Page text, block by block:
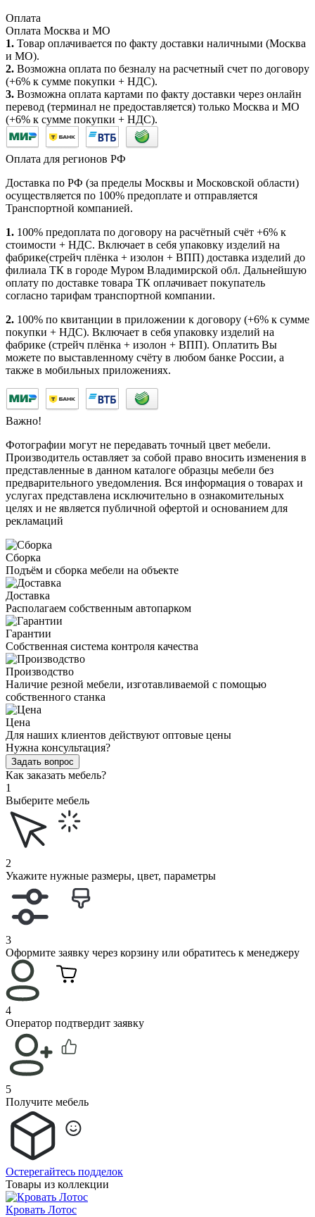
Оплата
Оплата Москва и МО
1. Товар оплачивается по факту доставки наличными (Москва
и МО).
2. Возможна оплата по безналу на расчетный счет по договору
(+6% к сумме покупки + НДС).
3. Возможна оплата картами по факту доставки через онлайн
перевод (терминал не предоставляется) только Москва и МО
(+6% к сумме покупки + НДС).
Оплата для регионов РФ
Доставка по РФ (за пределы Москвы и Московской области)
осуществляется по 100% предоплате и отправляется
Транспортной компанией.
1. 100% предоплата по договору на расчётный счёт +6% к
стоимости + НДС. Включает в себя упаковку изделий на
фабрике(стрейч плёнка + изолон + ВПП) доставка изделий до
филиала ТК в городе Муром Владимирской обл. Дальнейшую
оплату по доставке товара ТК оплачивает покупатель
согласно тарифам транспортной компании.
2. 100% по квитанции в приложении к договору (+6% к сумме
покупки + НДС). Включает в себя упаковку изделий на
фабрике (стрейч плёнка + изолон + ВПП). Оплатить Вы
можете по выставленному счёту в любом банке России, а
также в мобильных приложениях.
Важно!
Фотографии могут не передавать точный цвет мебели.
Производитель оставляет за собой право вносить изменения в
представленные в данном каталоге образцы мебели без
предварительного уведомления. Вся информация о товарах и
услугах представлена исключительно в ознакомительных
целях и не является публичной офертой и основанием для
рекламаций
Сборка
Подъём и сборка мебели на объекте
Доставка
Располагаем собственным автопарком
Гарантии
Собственная система контроля качества
Производство
Наличие резной мебели, изготавливаемой с помощью
собственного станка
Цена
Для наших клиентов действуют оптовые цены
Нужна консультация?
Задать вопрос
Как заказать мебель?
1
Выберите мебель
2
Укажите нужные размеры, цвет, параметры
3
Оформите заявку через корзину или обратитесь к менеджеру
4
Оператор подтвердит заявку
5
Получите мебель
Остерегайтесь подделок
Товары из коллекции
Кровать Лотос